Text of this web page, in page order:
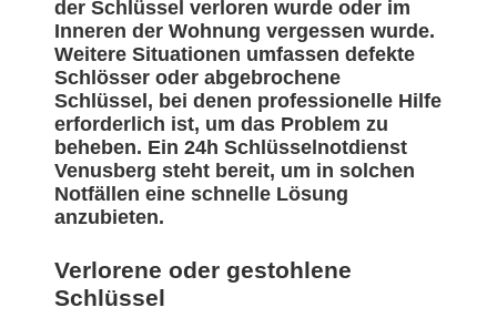
der Schlüssel verloren wurde oder im
Inneren der Wohnung vergessen wurde.
Weitere Situationen umfassen defekte
Schlösser oder abgebrochene
Schlüssel, bei denen professionelle Hilfe
erforderlich ist, um das Problem zu
beheben. Ein 24h Schlüsselnotdienst
Venusberg steht bereit, um in solchen
Notfällen eine schnelle Lösung
anzubieten.
Verlorene oder gestohlene
Schlüssel